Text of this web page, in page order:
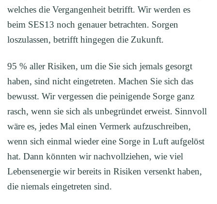
welches die Vergangenheit betrifft. Wir werden es
beim SES13 noch genauer betrachten. Sorgen
loszulassen, betrifft hingegen die Zukunft.
95 % aller Risiken, um die Sie sich jemals gesorgt
haben, sind nicht eingetreten. Machen Sie sich das
bewusst. Wir vergessen die peinigende Sorge ganz
rasch, wenn sie sich als unbegründet erweist. Sinnvoll
wäre es, jedes Mal einen Vermerk aufzuschreiben,
wenn sich einmal wieder eine Sorge in Luft aufgelöst
hat. Dann könnten wir nachvollziehen, wie viel
Lebensenergie wir bereits in Risiken versenkt haben,
die niemals eingetreten sind.